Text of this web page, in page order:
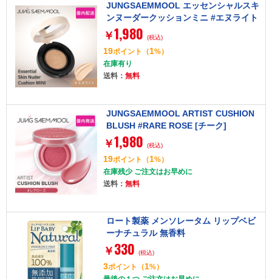
JUNGSAEMMOOL エッセンシャルスキ
ンヌーダークッションミニ #エヌライト
[クッションファンデーション]
￥1,980 (税込)
19ポイント （1%）
在庫有り
送料： 無料
JUNGSAEMMOOL ARTIST CUSHION
BLUSH #RARE ROSE [チーク]
￥1,980 (税込)
19ポイント （1%）
在庫残少 ご注文はお早めに
送料： 無料
ロート製薬 メンソレータム リップベビ
ーナチュラル 無香料
￥ 330 (税込)
3ポイント （1%）